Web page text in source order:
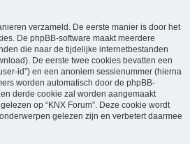
verzameld. De eerste manier is door het
De phpBB-software maakt meerdere
die naar de tijdelijke internetbestanden
De eerste twee cookies bevatten een
id”) en een anoniem sessienummer (hierna
worden automatisch door de phpBB-
derde cookie zal worden aangemaakt
op “KNX Forum”. Deze cookie wordt
gelezen zijn en verbetert daarmee